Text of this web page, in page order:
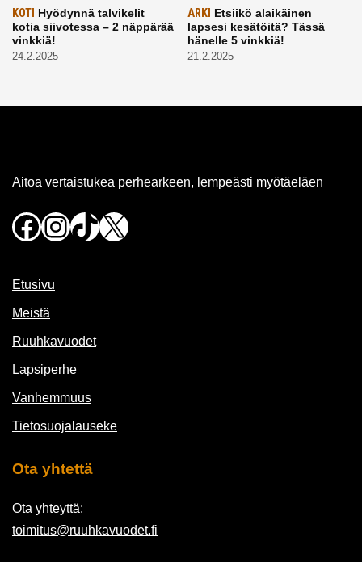
KOTI Hyödynnä talvikelit
kotia siivotessa – 2 näppärää
vinkkiä!
24.2.2025
ARKI Etsiikö alaikäinen
lapsesi kesätöitä? Tässä
hänelle 5 vinkkiä!
21.2.2025
Aitoa vertaistukea perhearkeen, lempeästi myötäeläen
Facebook
Instagram
TikTok
X
Etusivu
Meistä
Ruuhkavuodet
Lapsiperhe
Vanhemmuus
Tietosuojalauseke
Ota yhtettä
Ota yhteyttä:
toimitus@ruuhkavuodet.fi